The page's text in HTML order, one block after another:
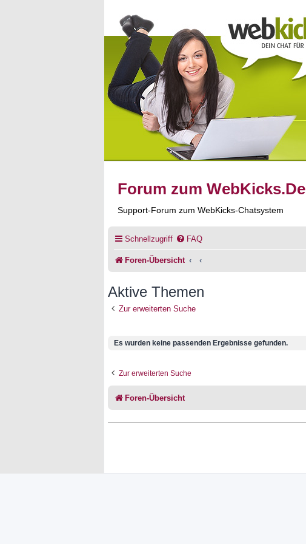
Forum zum WebKicks.De
Support-Forum zum WebKicks-Chatsystem
Schnellzugriff FAQ
Foren-Übersicht
Aktive Themen
Zur erweiterten Suche
Es wurden keine passenden Ergebnisse gefunden.
Zur erweiterten Suche
Foren-Übersicht